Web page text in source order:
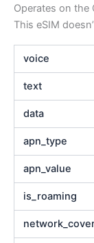
Operates on the
This eSIM
voice
text
data
apn_type
apn_value
is_roaming